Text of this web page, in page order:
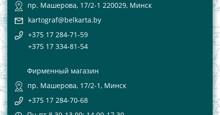
пр. Машерова, 17/2-1 220029, Минск
kartograf@belkarta.by
+375 17 284-71-59
+375 17 334-81-54
Фирменный магазин
пр. Машерова, 17/2-1, Минск
+375 17 284-70-68